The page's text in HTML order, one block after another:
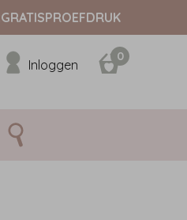
GRATISPROEFDRUK
Inloggen
0